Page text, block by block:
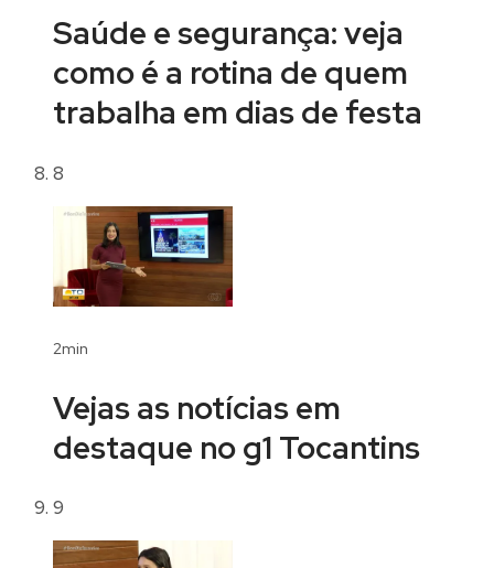
Saúde e segurança: veja
como é a rotina de quem
trabalha em dias de festa
8
2min
Vejas as notícias em
destaque no g1 Tocantins
9